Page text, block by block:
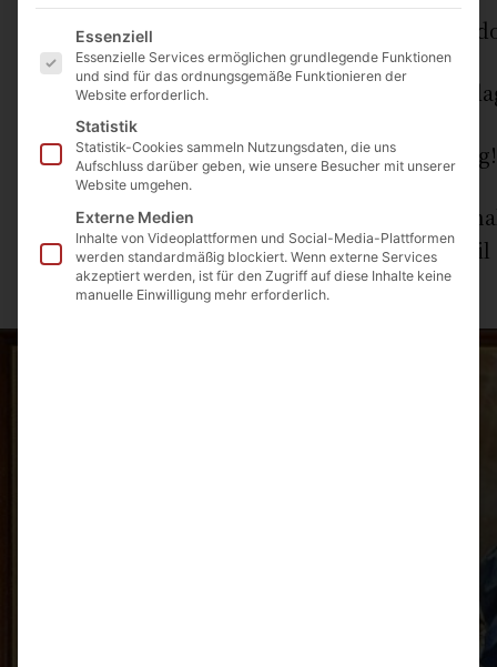
„Mei, mir is des wurscht! Hauptsach i hob
„Des woiß i ned so gnau. Isch hald a
„Ne, dat deit mi Leed! Ik heff keene
Es klingt paradox, aber die Menschen
Pfingstereignis wenig bis gar nichts, eben
auf „Sparflamme“ gestellt wurde.
Es folgt eine Liste der Service-Gruppen, für die eine
Essenziell
Essenzielle Services ermöglichen grundlegende Funktionen
und sind für das ordnungsgemäße Funktionieren der
Website erforderlich.
Statistik
Statistik-Cookies sammeln Nutzungsdaten, die uns
Aufschluss darüber geben, wie unsere Besucher mit unserer
Website umgehen.
Externe Medien
Inhalte von Videoplattformen und Social-Media-Plattformen
werden standardmäßig blockiert. Wenn externe Services
akzeptiert werden, ist für den Zugriff auf diese Inhalte keine
manuelle Einwilligung mehr erforderlich.